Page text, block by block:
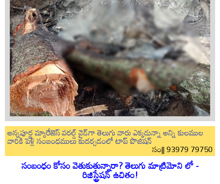
అన్నపూర్ణ మ్యారేజెస్ వరల్డ్ వైడ్‌గా తెలుగు వారు ఎక్కడున్నా అన్ని కులముల
వారికి పెళ్లి సంబంధములు కుదర్చడంలో టాప్ పొజిషన్
సం|| 93979 79750
సంబంధం కోసం వెతుకుతున్నారా? తెలుగు మాట్రిమోని లో -
రిజిస్ట్రేషన్ ఉచితం!